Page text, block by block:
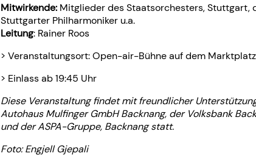
Mitwirkende: Mitglieder des Staatsorchesters, Stuttgart,
Stuttgarter Philharmoniker u.a.
Leitung: Rainer Roos
> Veranstaltungsort: Open-air-Bühne auf dem Marktplatz
> Einlass ab 19:45 Uhr
Diese Veranstaltung findet mit freundlicher
Autohaus Mulfinger GmbH Backnang, der Volksbank
und der ASPA-Gruppe, Backnang statt.
Foto: Engjell Gjepali